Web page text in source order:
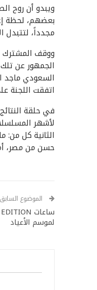
ويبدو أن روح
بعضهم، لحظة
مجدداً، لتتبدل
ووقف المشترك
الجمهور عن
السعودي ماجد
اتفقت اللجنة
في حلقة
لأشهر
الثانية كل من:
حسن من مصر،
الموضوع السابق
لموسم الأعياد